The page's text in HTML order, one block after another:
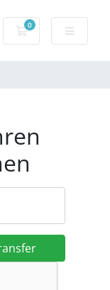
0
Warenkorb